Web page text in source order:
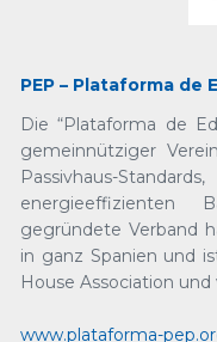
PEP – Plataforma de
Die “Plataforma de
gemeinnütziger
Passivhaus-
energieeffizienten
gegründete Verband
in ganz Spanien und
House Association
www.plataforma-